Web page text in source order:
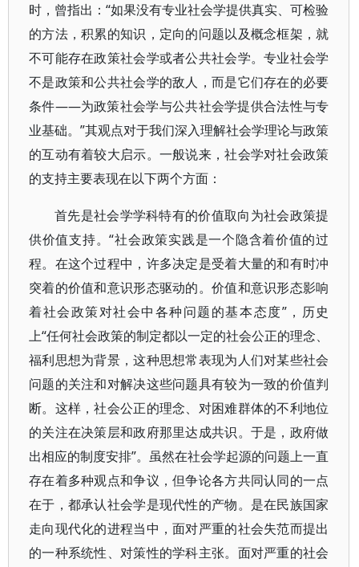
时，曾指出：“如果没有专业社会学提供真实、可检验
的方法，积累的知识，定向的问题以及概念框架，就
不可能存在政策社会学或者公共社会学。专业社会学
不是政策和公共社会学的敌人，而是它们存在的必要
条件——为政策社会学与公共社会学提供合法性与专
业基础。”其观点对于我们深入理解社会学理论与政策
的互动有着较大启示。一般说来，社会学对社会政策
的支持主要表现在以下两个方面：
首先是社会学学科特有的价值取向为社会政策提
供价值支持。“社会政策实践是一个隐含着价值的过
程。在这个过程中，许多决定是受着大量的和有时冲
突着的价值和意识形态驱动的。价值和意识形态影响
着社会政策对社会中各种问题的基本态度”，历史
上“任何社会政策的制定都以一定的社会公正的理念、
福利思想为背景，这种思想常表现为人们对某些社会
问题的关注和对解决这些问题具有较为一致的价值判
断。这样，社会公正的理念、对困难群体的不利地位
的关注在决策层和政府那里达成共识。于是，政府做
出相应的制度安排”。虽然在社会学起源的问题上一直
存在着多种观点和争议，但争论各方共同认同的一点
在于，都承认社会学是现代性的产物。是在民族国家
走向现代化的进程当中，面对严重的社会失范而提出
的一种系统性、对策性的学科主张。面对严重的社会